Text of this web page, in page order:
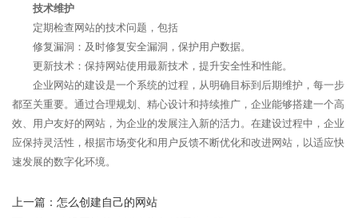
技术维护
定期检查网站的技术问题，包括
修复漏洞：及时修复安全漏洞，保护用户数据。
更新技术：保持网站使用最新技术，提升安全性和性能。
企业网站的建设是一个系统的过程，从明确目标到后期维护，每一步
都至关重要。通过合理规划、精心设计和持续推广，企业能够搭建一个高
效、用户友好的网站，为企业的发展注入新的活力。在建设过程中，企业
应保持灵活性，根据市场变化和用户反馈不断优化和改进网站，以适应快
速发展的数字化环境。
上一篇： 怎么创建自己的网站